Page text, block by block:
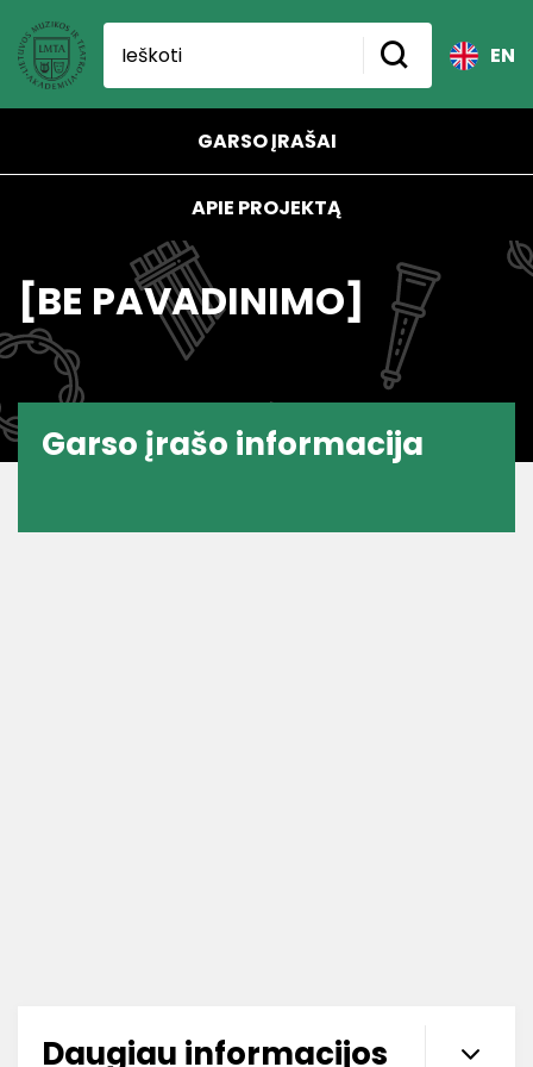
EN
GARSO ĮRAŠAI
APIE PROJEKTĄ
[BE PAVADINIMO]
Garso įrašo informacija
Daugiau informacijos